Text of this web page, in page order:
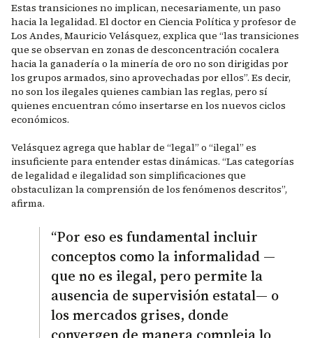
Estas transiciones no implican, necesariamente, un paso
hacia la legalidad. El doctor en Ciencia Política y profesor de
Los Andes, Mauricio Velásquez, explica que “las transiciones
que se observan en zonas de desconcentración cocalera
hacia la ganadería o la minería de oro no son dirigidas por
los grupos armados, sino aprovechadas por ellos”. Es decir,
no son los ilegales quienes cambian las reglas, pero sí
quienes encuentran cómo insertarse en los nuevos ciclos
económicos.
Velásquez agrega que hablar de “legal” o “ilegal” es
insuficiente para entender estas dinámicas. “Las categorías
de legalidad e ilegalidad son simplificaciones que
obstaculizan la comprensión de los fenómenos descritos”,
afirma.
“Por eso es fundamental incluir
conceptos como la informalidad —
que no es ilegal, pero permite la
ausencia de supervisión estatal— o
los mercados grises, donde